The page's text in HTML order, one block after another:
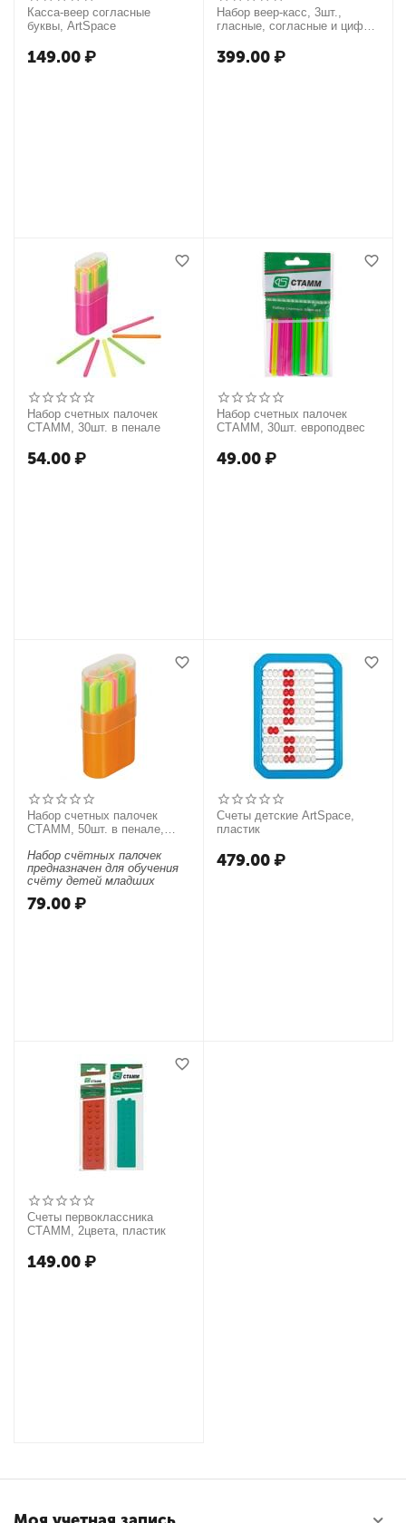
Касса-веер согласные
буквы, ArtSpace
149.00₽
Набор веер-касс, 3шт.,
гласные, согласные и цифры
399.00₽
Набор счетных палочек
СТАММ, 30шт. в пенале
54.00₽
Набор счетных палочек
СТАММ, 30шт. европодвес
49.00₽
Набор счетных палочек
СТАММ, 50шт. в пенале,
Набор счётных палочек
предназначен для обучения
счёту детей младших
Палочки ярких цветов,
79.00₽
Счеты детские ArtSpace,
пластик
479.00₽
Счеты первоклассника
СТАММ, 2цвета, пластик
149.00₽